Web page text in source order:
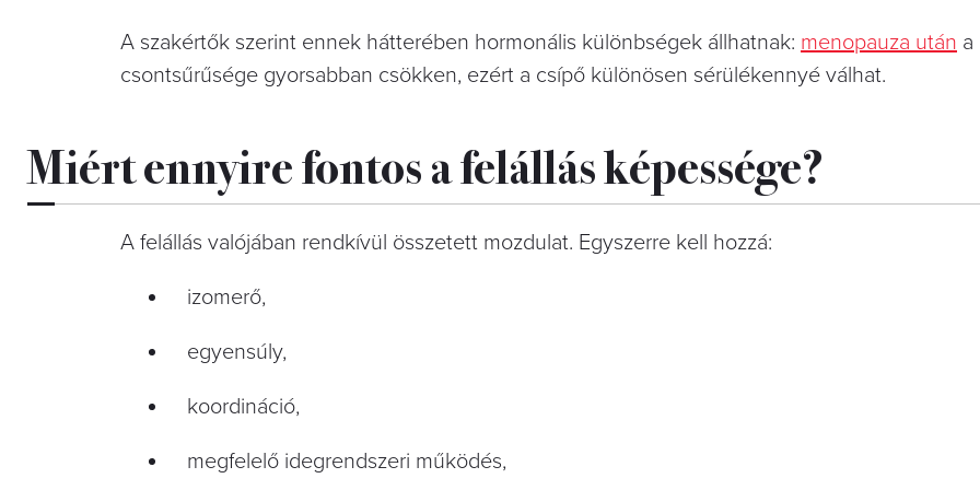
A szakértők szerint ennek hátterében hormonális különbségek állhatnak: menopauza után a
csontsűrűsége gyorsabban csökken, ezért a csípő különösen sérülékennyé válhat.
Miért ennyire fontos a felállás képessége?
A felállás valójában rendkívül összetett mozdulat. Egyszerre kell hozzá:
izomerő,
egyensúly,
koordináció,
megfelelő idegrendszeri működés,